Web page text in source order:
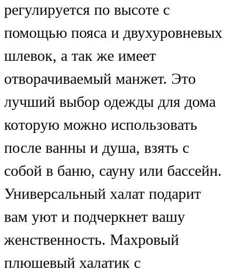
регулируется по высоте с
помощью пояса и двухуровневых
шлевок, а так же имеет
отворачиваемый манжет. Это
лучший выбор одежды для дома
которую можно использовать
после ванны и душа, взять с
собой в баню, сауну или бассейн.
Универсальный халат подарит
вам уют и подчеркнет вашу
женственность. Махровый
плюшевый халатик с